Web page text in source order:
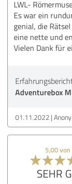
LWL-
Es war ein
genial, die
eine nette und
Vielen Dank für
Adventurebox
01.11.2022
5,00 von
SEHR